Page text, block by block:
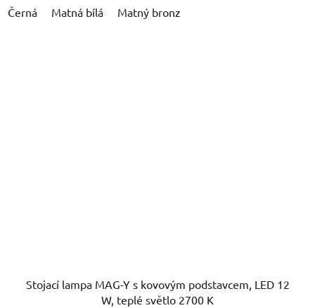
Černá Matná bílá Matný bronz
Stojací lampa MAG-Y s kovovým podstavcem, LED 12
W, teplé světlo 2700 K